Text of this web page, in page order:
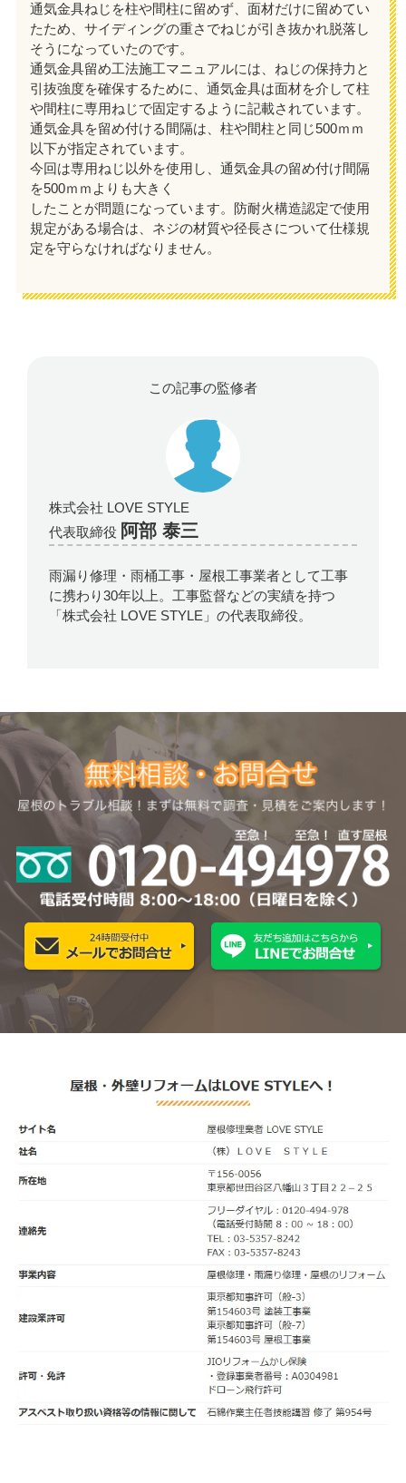
通気金具ねじを柱や間柱に留めず、面材だけに留めてい
たため、サイディングの重さでねじが引き抜かれ脱落し
そうになっていたのです。
通気金具留め工法施工マニュアルには、ねじの保持力と
引抜強度を確保するために、通気金具は面材を介して柱
や間柱に専用ねじで固定するように記載されています。
通気金具を留め付ける間隔は、柱や間柱と同じ500ｍｍ
以下が指定されています。
今回は専用ねじ以外を使用し、通気金具の留め付け間隔
を500ｍｍよりも大きく
したことが問題になっています。防耐火構造認定で使用
規定がある場合は、ネジの材質や径長さについて仕様規
定を守らなければなりません。
この記事の監修者
株式会社 LOVE STYLE
代表取締役 阿部 泰三
雨漏り修理・雨桶工事・屋根工事業者として工事
に携わり30年以上。工事監督などの実績を持つ
「株式会社 LOVE STYLE」の代表取締役。